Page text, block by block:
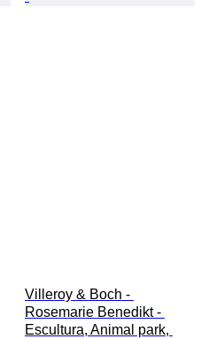
Villeroy & Boch -
Rosemarie Benedikt -
Escultura, Animal park,